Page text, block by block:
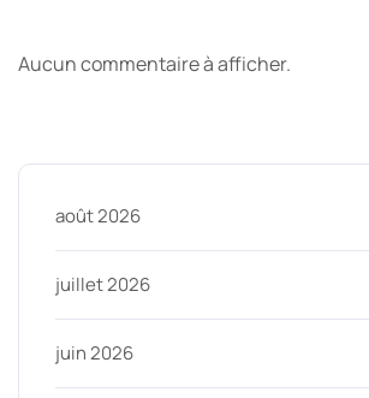
Aucun commentaire à afficher.
août 2026
juillet 2026
juin 2026